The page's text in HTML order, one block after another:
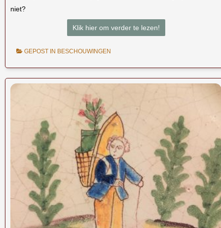
niet?
Klik hier om verder te lezen!
GEPOST IN BESCHOUWINGEN